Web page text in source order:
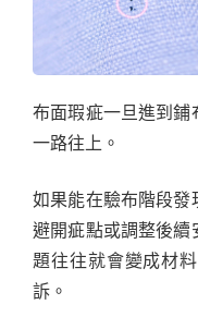
布面瑕疵一旦進到
一路往上。
如果能在驗布階段發
避開疵點或調整後續
題往往就會變成材
訴。